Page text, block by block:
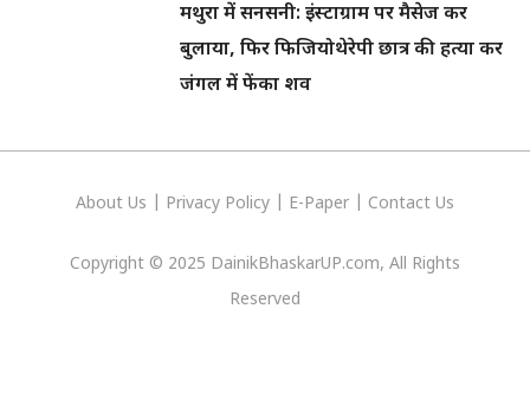
मथुरा में सनसनी: इंस्टाग्राम पर मैसेज कर
बुलाया, फिर फिजियोथेरेपी छात्र की हत्या कर
जंगल में फेंका शव
About Us Privacy Policy E-Paper Contact Us
Copyright © 2025 DainikBhaskarUP.com, All Rights
Reserved